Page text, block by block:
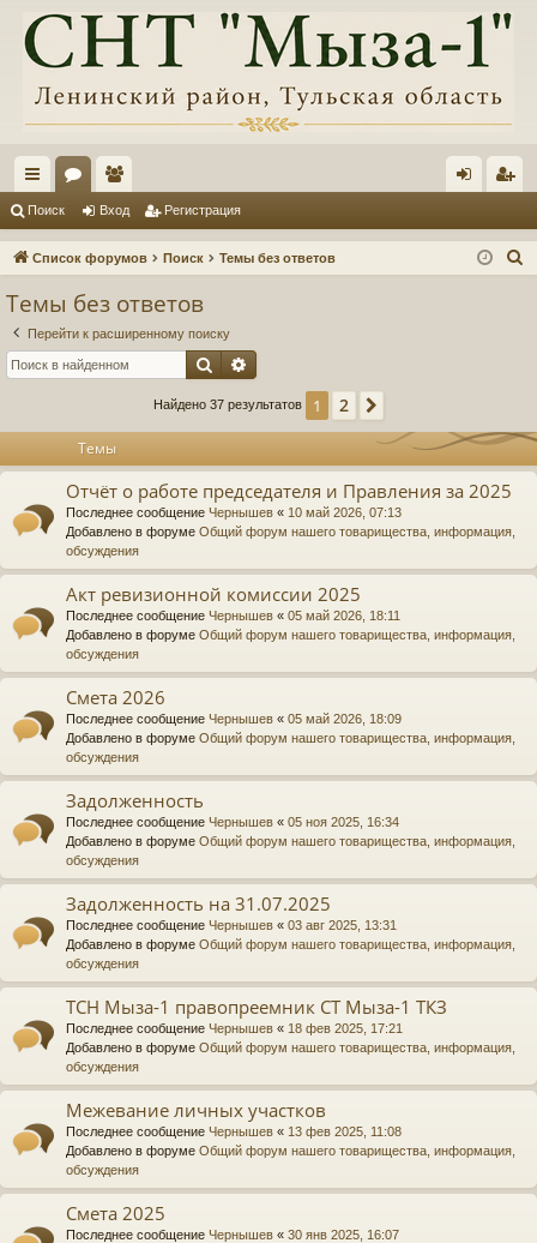
с
ы ум
ол
ьз
ел
д ис
Поиск Вход Регистрация
Список форумов Поиск Темы без ответов
Темы без ответов
Перейти к расширенному поиску
Поиск
Найдено 37 результатов 1 2
Темы
Отчёт о работе председателя и Правления за 2025
Последнее сообщение Чернышев « 10 май 2026, 07:13
Добавлено в форуме Общий форум нашего товарищества, информация,
обсуждения
Акт ревизионной комиссии 2025
Последнее сообщение Чернышев « 05 май 2026, 18:11
Добавлено в форуме Общий форум нашего товарищества, информация,
обсуждения
Смета 2026
Последнее сообщение Чернышев « 05 май 2026, 18:09
Добавлено в форуме Общий форум нашего товарищества, информация,
обсуждения
Задолженность
Последнее сообщение Чернышев « 05 ноя 2025, 16:34
Добавлено в форуме Общий форум нашего товарищества, информация,
обсуждения
Задолженность на 31.07.2025
Последнее сообщение Чернышев « 03 авг 2025, 13:31
Добавлено в форуме Общий форум нашего товарищества, информация,
обсуждения
ТСН Мыза-1 правопреемник СТ Мыза-1 ТКЗ
Последнее сообщение Чернышев « 18 фев 2025, 17:21
Добавлено в форуме Общий форум нашего товарищества, информация,
обсуждения
Межевание личных участков
Последнее сообщение Чернышев « 13 фев 2025, 11:08
Добавлено в форуме Общий форум нашего товарищества, информация,
обсуждения
Смета 2025
Последнее сообщение Чернышев « 30 янв 2025, 16:07